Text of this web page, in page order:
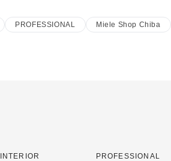
PROFESSIONAL Miele Shop Chiba
INTERIOR PROFESSIONAL